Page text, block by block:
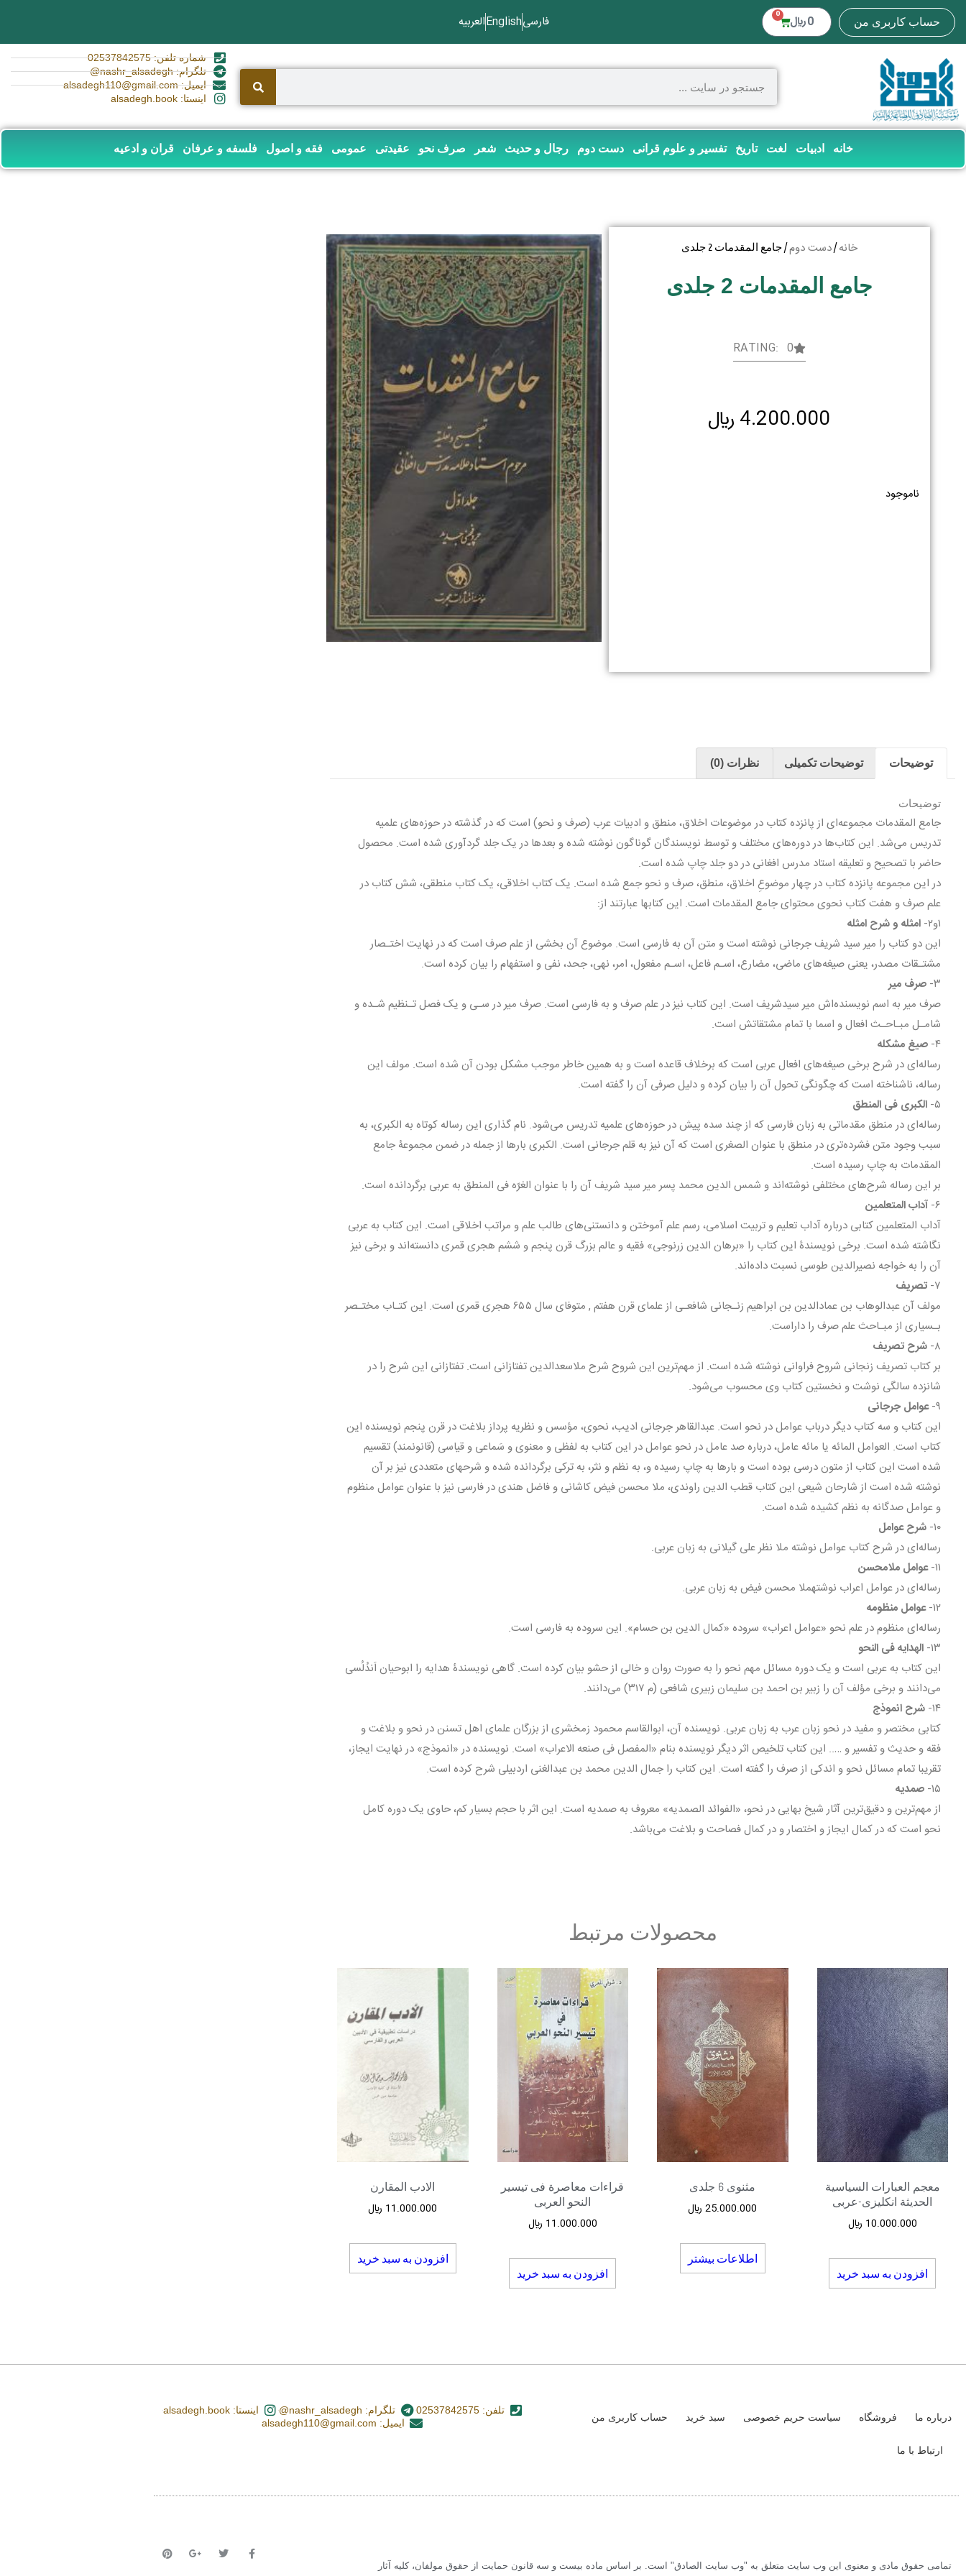
حساب کاربری من 0 ﷼ 0 فارسیEnglishالعربیه
شماره تلفن: 02537842575
تلگرام: nashr_alsadegh@
ایمیل: alsadegh110@gmail.com
اینستا: alsadegh.book
خانه ادبیات لغت تاریخ تفسیر و علوم قرانی دست دوم رجال و حدیث شعر صرف نحو عقیدتی عمومی فقه و اصول فلسفه و عرفان قران و ادعیه
خانه/دست دوم/ جامع المقدمات 2 جلدی
جامع المقدمات 2 جلدی
RATING: 0
4.200.000 ﷼
ناموجود
توضیحات توضیحات تکمیلی نظرات (0)
توضیحات
جامع المقدمات مجموعه‌ای از پانزده کتاب در موضوعات اخلاق، منطق و ادبیات عرب (صرف و نحو) است که در گذشته در حوزه‌های علمیه
تدریس می‌شد. این کتاب‌ها در دوره‌های مختلف و توسط نویسندگان گوناگون نوشته شده و بعدها در یک جلد گردآوری شده‌ است. محصول
حاضر با تصحیح و تعلیقه استاد مدرس افغانی در دو جلد چاپ شده است.
در این مجموعه پانزده کتاب در چهار موضوعِ اخلاق، منطق، صرف و نحو جمع شده است. یک کتاب اخلاقی، یک کتاب منطقی، شش کتاب در
علم صرف و هفت کتاب نحوی محتوای جامع المقدمات است. این کتابها عبارتند از:
۱و۲-
امثله و شرح امثله
این دو کتاب را میر سید شریف جرجانی نوشته است و متن آن به فارسی است. موضوع آن بخشی از علم صرف است که در نهایت اختـصار
مشتـقات مصدر، یعنی صیغه‌های ماضی، مضارع، اسـم فاعل، اسـم مفعول، امر، نهی، جحد، نفی و استفهام را بیان کرده است.
۳- صرف میر
صرف میر به اسم نویسنده‌اش میر سیدشریف است. این کتاب نیز در علم صرف و به فارسی است. صرف میر در سـی و یک فصل تـنظیم شـده و
شامـل مبـاحـث افعال و اسما با تمام مشتقاتش است.
۴- صیغ مشکله
رساله‌ای در شرح برخی صیغه‌های افعال عربی است که برخلاف قاعده است و به همین خاطر موجب مشکل بودن آن شده است. مولف این
رساله، ناشناخته است که چگونگی تحول آن را بیان کرده و دلیل صرفی آن را گفته است.
۵- الکبری فی المنطق
رساله‌ای در منطق مقدماتی به زبان فارسی که از چند سده پیش در حوزه‌های علمیه تدریس می‌شود. نام گذاری این رساله کوتاه به الکبری، به
سبب وجود متن فشرده‌تری در منطق با عنوان الصغری است که آن نیز به قلم جرجانی است. الکبری بارها از جمله در ضمن مجموعۀ جامع
المقدمات به چاپ رسیده است.
بر این رساله شرح‌های مختلفی نوشته‌اند و شمس الدین محمد پسر میر سید شریف آن را با عنوان الغرّه فی المنطق به عربی برگردانده است.
۶- آداب المتعلمین
آداب المتعلمین کتابی درباره آداب تعلیم و تربیت اسلامی، رسم علم آموختن و دانستنی‌های طالب علم و مراتب اخلاقی است. این کتاب به عربی
نگاشته شده است. برخی نویسندۀ این کتاب را «برهان الدین زرنوجی» فقیه و عالم بزرگ قرن پنجم و ششم هجری قمری دانسته‌اند و برخی نیز
آن را به خواجه نصیرالدین طوسی نسبت داده‌اند.
۷- تصریف
مولف آن عبدالوهاب بن عمادالدین بن ابراهیم زنـجانی شافعـی از علمای قرن هفتم , متوفای سال ۶۵۵ هجری قمری است. این کتـاب مختـصر
بـسیاری از مبـاحث علم صرف را داراست.
۸- شرح تصریف
بر کتاب تصریف زنجانی شروح فراوانی نوشته شده است. از مهم‌ترین این شروح شرح ملاسعدالدین تفتازانی است. تفتازانی این شرح را در
شانزده سالگی نوشت و نخستین کتاب وی محسوب می‌شود.
۹- عوامل جرجانی
این کتاب و سه کتاب دیگر درباب عوامل در نحو است. عبدالقاهر جرجانی ادیب، نحوی، مؤسس و نظریه پرداز بلاغت در قرن پنجم نویسنده این
کتاب است. العوامل المائه یا مائه عامل، درباره صد عامل در نحو عوامل در این کتاب به لفظی و معنوی و سَماعی و قیاسی (قانونمند) تقسیم
شده است این کتاب از متون درسی بوده است و بارها به چاپ رسیده و، به نظم و نثر، به ترکی برگردانده شده و شرحهای متعددی نیز بر آن
نوشته شده است از شارحان شیعی این کتاب قطب الدین راوندی، ملا محسن فیض کاشانی و فاضل هندی در فارسی نیز با عنوان عوامل منظوم
و عوامل صدگانه به نظم کشیده شده است.
۱۰- شرح عوامل
رساله‌ای در شرح کتاب عوامل نوشته ملا نظر علی گیلانی به زبان عربی.
۱۱- عوامل ملامحسن
رساله‌ای در عوامل اعراب نوشتهملا محسن فیض به زبان عربی.
۱۲- عوامل منظومه
رساله‌ای منظوم در علم نحو «عوامل اعراب» سروده «کمال الدین بن حسام». این سروده به فارسی است.
۱۳- الهدایه فی النحو
این کتاب به عربی است و یک دوره مسائل مهم نحو را به صورت روان و خالی از حشو بیان کرده است. گاهی نویسندۀ هدایه را ابوحیان اَندُلُسی
می‌دانند و برخی مؤلف آن را زبیر بن احمد بن سلیمان زبیری شافعی (م ۳۱۷) می‌دانند.
۱۴- شرح انموذج
کتابی مختصر و مفید در نحو زبان عرب به زبان عربی. نویسنده آن، ابوالقاسم محمود زمخشری از بزرگان علمای اهل تسنن در نحو و بلاغت و
فقه و حدیث و تفسیر و ….. این کتاب تلخیص اثر دیگر نویسنده بنام «المفصل فی صنعه الاعراب» است. نویسنده در «انموذج» در نهایت ایجاز،
تقریبا تمام مسائل نحو و اندکی از صرف را گفته است. این کتاب را جمال الدین محمد بن عبدالغنی اردبیلی شرح کرده است.
۱۵- صمدیه
از مهم‌ترین و دقیق‌ترین آثار شیخ بهایی در نحو، «الفوائد الصمدیه» معروف به صمدیه است. این اثر با حجم بسیار کم، حاوی یک دوره کامل
نحو است که در کمال ایجاز و اختصار و در کمال فصاحت و بلاغت می‌باشد.
محصولات مرتبط
معجم العبارات السیاسیة
الحدیثة انکلیزی-عربی
10.000.000 ﷼
افزودن به سبد خرید
مثنوی 6 جلدی
25.000.000 ﷼
اطلاعات بیشتر
قراءات معاصرة فی تیسیر
النحو العربی
11.000.000 ﷼
افزودن به سبد خرید
الادب المقارن
11.000.000 ﷼
افزودن به سبد خرید
درباره ما فروشگاه سیاست حریم خصوصی سبد خرید حساب کاربری من
ارتباط با ما
تلفن: 02537842575 تلگرام: nashr_alsadegh@
اینستا: alsadegh.book
ایمیل: alsadegh110@gmail.com
تمامی حقوق مادی و معنوی این وب سایت متعلق به "وب سایت الصادق" است. بر اساس ماده بیست و سه قانون حمایت از حقوق مولفان، کلیه آثار